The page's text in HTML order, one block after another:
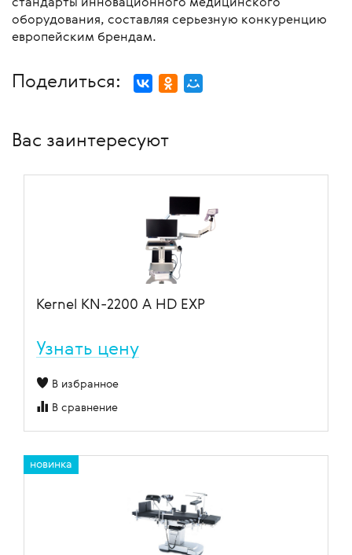
оборудования, составляя серьезную конкуренцию
европейским брендам.
Поделиться:
Вас заинтересуют
Kernel KN-2200 A HD EXP
Узнать цену
В избранное
В сравнение
новинка